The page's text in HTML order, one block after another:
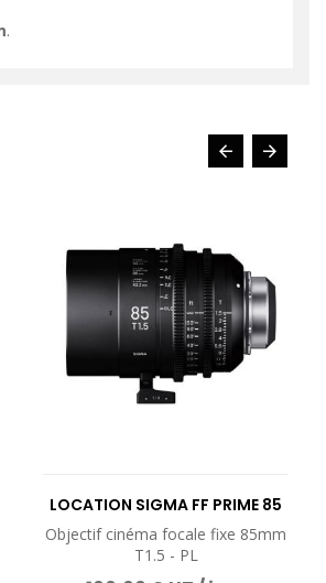
.
LOCATION SIGMA FF PRIME 85
Objectif cinéma focale fixe 85mm
T1.5 - PL